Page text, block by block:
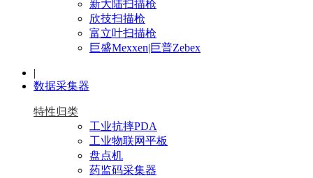
新大陆扫描枪
欣技扫描枪
富立叶扫描枪
巨盛Mexxen|巨普Zebex
|
数据采集器
特性归类
工业抗摔PDA
工业物联网平板
盘点机
药监码采集器